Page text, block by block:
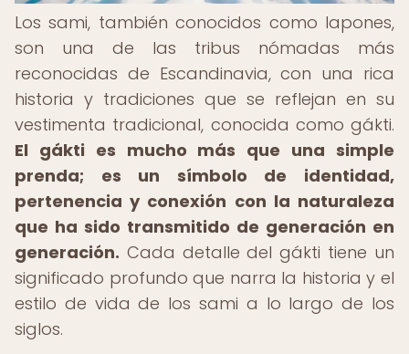
Los sami, también conocidos como lapones,
son una de las tribus nómadas más
reconocidas de Escandinavia, con una rica
historia y tradiciones que se reflejan en su
vestimenta tradicional, conocida como gákti.
El gákti es mucho más que una simple
prenda; es un símbolo de identidad,
pertenencia y conexión con la naturaleza
que ha sido transmitido de generación en
generación. Cada detalle del gákti tiene un
significado profundo que narra la historia y el
estilo de vida de los sami a lo largo de los
siglos.